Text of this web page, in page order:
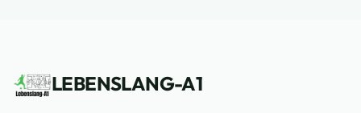
LEBENSLANG-A1